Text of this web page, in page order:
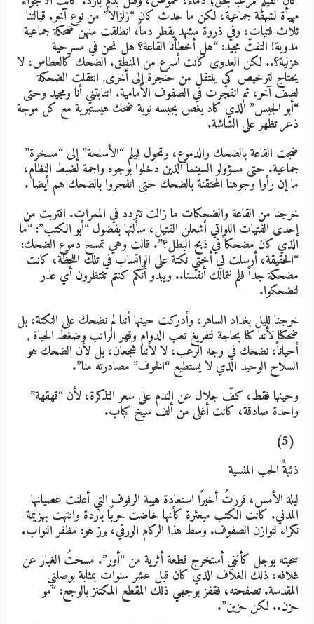
لشهقة جماعية، لكن ما حدث كان “زلزالاً” من نوع آخر. قبالتنا
فتيات، وفي ذروة مشهد يقطر دماً، انطلقت منهن ضحكة جماعية
التفتّ مجيد: “هل أخطأنا القاعة؟ هل نحن في مسرحية
لكن العدوى كانت أسرع من المنطق. الضحك كالعطاس، لا
لترخيص كي ينتقل من حنجرة إلى أخرى, انتقلت الضحكة
آخر، ثم انفجرت في الصفوف الأمامية. انتابتني أنا ومجيد وحتى
الجبس” الذي كاد يغص بجبسه نوبة ضحك هيستيرية مع كل موجة
تظهر على الشاشة.
القاعة بالضحك والدموع، وتحول فيلم “الأسلحة” إلى “مسخرة”
حتى مسؤولو السينما الذين دخلوا بوجوه واجمة لضبط النظام،
إن رأوا وجوهنا المحتقنة بالضحك حتى انفجروا بالضحك هم أيضا .
من القاعة والضحكات ما زالت تتردد في الممرات. اقتربت من
الفتيات اللواتي أشعلن الفتيل، سألتها بفضول “أبو الكتب”: “ما
كان مضحكاً في ذبح البطل؟”. قالت وهي تمسح دموع الضحك:
أرسلت لي أختي نكتة على الواتساب في تلك اللحظة، كانت
جداً فلم نتمالك أنفسنا.. ويبدو أنكم كنتم تنتظرون أي عذر
لليل بغداد الساهر، وأدركت حينها أننا لم نضحك على النكتة، بل
لأننا كنا بحاجة لتفريغ تعب الدوام وقهر الراتب وضغط الحياة ,
نضحك في وجه الرعب، لا لأننا شجعان، بل لأن الضحك هو
الوحيد الذي لا يستطيع “الخوف” مصادرته منا”.
فقط، كفّ جلال عن الندم على سعر التذكرة، لأن “قهقهة”
صادقة، كانت أغلى من ألف سيخ كباب.
الحب المنسية
الأمس، قررتُ أخيرًا استعادة هيبة الرفوف التي أعلنت عصيانها
كانت الكتب مبعثرة كأنها خاضت حربًا باردة وانتهت بهزيمة
لتوازن الصفوف. وسط هذا الركام الورقي، برز هو: مظفر النواب.
بوجل كأنني أستخرج قطعة أثرية من “أور”. مسحتُ الغبار عن
ذلك الغلاف الذي كان قبل عشر سنوات بمثابة بوصلتي
تصفحته، فقفز بوجهي ذلك المقطع المكتنز بالوجع: “مو
لكن حزين”.